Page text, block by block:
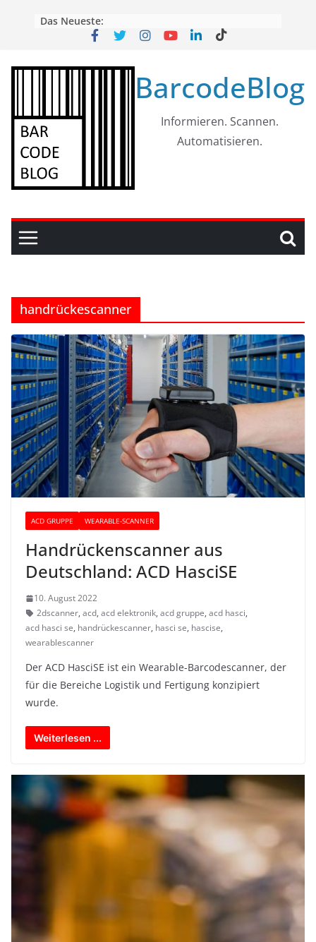
Das Neueste:
BarcodeBlog
Informieren. Scannen.
Automatisieren.
handrückescanner
ACD GRUPPE WEARABLE-SCANNER
Handrückenscanner aus
Deutschland: ACD HasciSE
10. August 2022
2dscanner, acd, acd elektronik, acd gruppe, acd hasci,
acd hasci se, handrückescanner, hasci se, hascise,
wearablescanner
Der ACD HasciSE ist ein Wearable-Barcodescanner, der
für die Bereiche Logistik und Fertigung konzipiert
wurde.
Weiterlesen ...